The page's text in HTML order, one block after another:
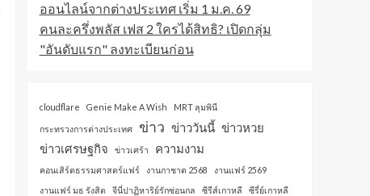
ออนไลน์จากต่างประเทศ เริ่ม 1 ม.ค. 69
คนละครึ่งพลัส เฟส 2 ใครได้สิทธิ? เปิดกลุ่ม
"อันดับแรก" ลงทะเบียนก่อน
cloudflare Genie Make A Wish MRT ลุมพินี
กระทรวงการต่างประเทศ ข่าว ข่าววันนี้ ข่าวหวย
ข่าวเศรษฐกิจ
ข่าวเศร้า ความงาม
คอนเสิร์ตธรรมศาสตร์แฟร์ งานกาชาด 2568
งานแฟร์ 2569
งานแฟร์ มธ รังสิต
จีนี่ปาฏิหาริย์รักซ่อนกล ซีรีส์เกาหลี ซีรี่ย์เกาหลี